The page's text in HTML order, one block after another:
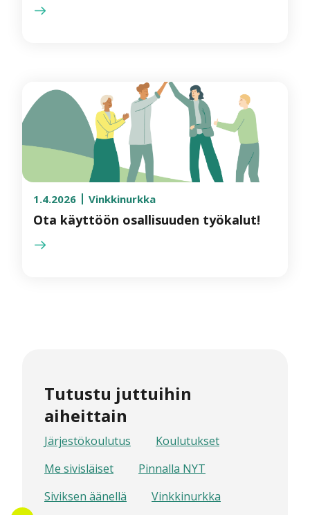
1.4.2026 Vinkkinurkka
Ota käyttöön osallisuuden työkalut!
Tutustu juttuihin
aiheittain
Järjestökoulutus
Koulutukset
Me sivisläiset
Pinnalla NYT
Siviksen äänellä
Vinkkinurkka